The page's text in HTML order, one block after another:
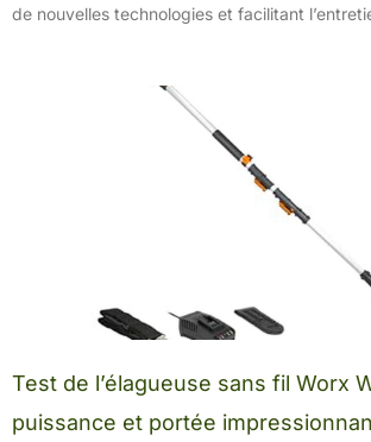
de nouvelles technologies et facilitant
Test de l’élagueuse sans fil Worx
puissance et portée